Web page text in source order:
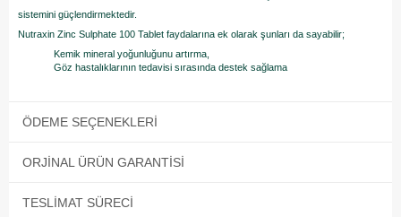
sistemini güçlendirmektedir.
Nutraxin Zinc Sulphate 100 Tablet faydalarına ek olarak şunları da sayabilir;
Kemik mineral yoğunluğunu artırma,
Göz hastalıklarının tedavisi sırasında destek sağlama
ÖDEME SEÇENEKLERI
ORJINAL ÜRÜN GARANTISI
TESLIMAT SÜRECI